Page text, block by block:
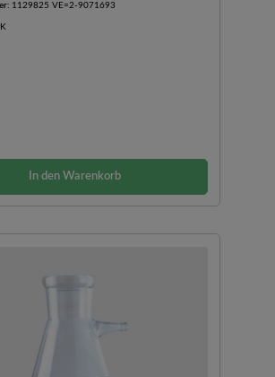
1129825 VE=2-9071693
In den Warenkorb